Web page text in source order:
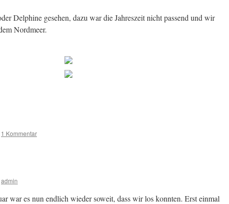
Delphine gesehen, dazu war die Jahreszeit nicht passend und wir
Nordmeer.
1 Kommentar
admin
war es nun endlich wieder soweit, dass wir los konnten. Erst einmal